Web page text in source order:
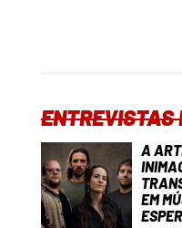
ENTREVISTAS
A
EM